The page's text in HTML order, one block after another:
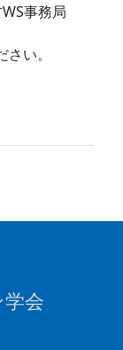
事務局
い。
会